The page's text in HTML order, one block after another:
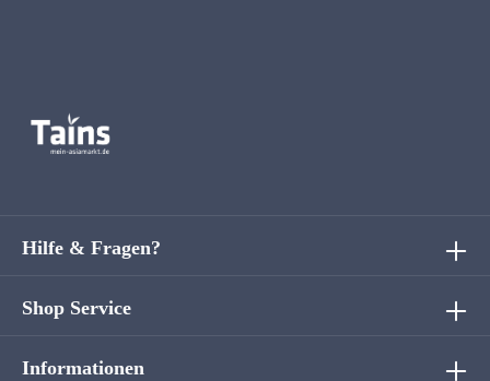
Hilfe & Fragen?
Shop Service
Informationen